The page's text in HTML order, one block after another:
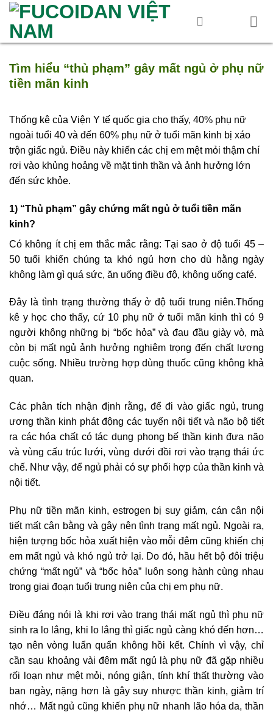
Skip
content
Tìm hiểu “thủ phạm” gây mất ngủ ở phụ nữ
tiền mãn kinh
Thống kê của Viện Y tế quốc gia cho thấy, 40% phụ nữ
ngoài tuổi 40 và đến 60% phụ nữ ở tuổi mãn kinh bị xáo
trộn giấc ngủ. Điều này khiến các chị em mệt mỏi thậm chí
rơi vào khủng hoảng về mặt tinh thần và ảnh hưởng lớn
đến sức khỏe.
1) “Thủ phạm” gây chứng mất ngủ ở tuổi tiền mãn
kinh?
Có không ít chị em thắc mắc rằng: Tại sao ở độ tuổi 45 –
50 tuổi khiến chúng ta khó ngủ hơn cho dù hằng ngày
không làm gì quá sức, ăn uống điều độ, không uống café.
Đây là tình trạng thường thấy ở độ tuổi trung niên.Thống
kê y học cho thấy, cứ 10 phụ nữ ở tuổi mãn kinh thì có 9
người không những bị “bốc hỏa” và đau đầu giày vò, mà
còn bị mất ngủ ảnh hưởng nghiêm trọng đến chất lượng
cuộc sống. Nhiều trường hợp dùng thuốc cũng không khả
quan.
Các phân tích nhận định rằng, để đi vào giấc ngủ, trung
ương thần kinh phát động các tuyến nội tiết và não bộ tiết
ra các hóa chất có tác dụng phong bế thần kinh đưa não
và vùng cấu trúc lưới, vùng dưới đồi rơi vào trạng thái ức
chế. Như vậy, để ngủ phải có sự phối hợp của thần kinh và
nội tiết.
Phụ nữ tiền mãn kinh, estrogen bị suy giảm, cán cân nội
tiết mất cân bằng và gây nên tình trạng mất ngủ. Ngoài ra,
hiện tượng bốc hỏa xuất hiện vào mỗi đêm cũng khiến chị
em mất ngủ và khó ngủ trở lại. Do đó, hầu hết bộ đôi triệu
chứng “mất ngủ” và “bốc hỏa” luôn song hành cùng nhau
trong giai đoạn tuổi trung niên của chị em phụ nữ.
Điều đáng nói là khi rơi vào trạng thái mất ngủ thì phụ nữ
sinh ra lo lắng, khi lo lắng thì giấc ngủ càng khó đến hơn…
tạo nên vòng luẩn quẩn không hồi kết. Chính vì vậy, chỉ
cần sau khoảng vài đêm mất ngủ là phụ nữ đã gặp nhiều
rối loạn như mệt mỏi, nóng giận, tính khí thất thường vào
ban ngày, nặng hơn là gây suy nhược thần kinh, giảm trí
nhớ… Mất ngủ cũng khiến phụ nữ nhanh lão hóa da, thần